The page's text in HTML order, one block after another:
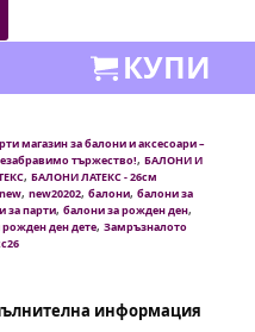
КУПИ
магазин за балони и аксесоари –
тържество!, БАЛОНИ И
, БАЛОНИ ЛАТЕКС - 26см
new, new20202, балони, балони за
за парти, балони за рожден ден,
ден дете, Замръзналото
информация